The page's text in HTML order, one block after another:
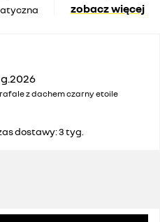
zobacz więcej
z dachem czarny etoile
dostawy: 3 tyg.